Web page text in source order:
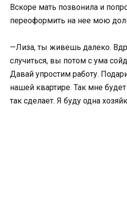
Вскоре мать позвонила и
переоформить на нее мою
—Лиза, ты живешь далеко.
случиться, вы потом с ума
Давай упростим работу.
нашей квартире. Так мне
так сделает. Я буду одна